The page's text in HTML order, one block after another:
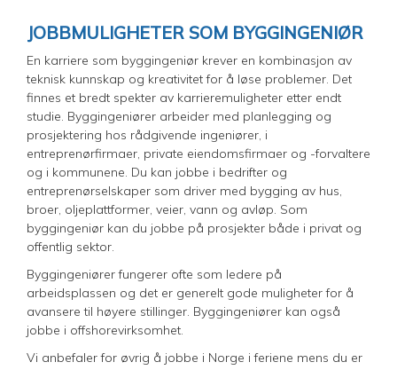
JOBBMULIGHETER SOM BYGGINGENIØR
En karriere som byggingeniør krever en kombinasjon av
teknisk kunnskap og kreativitet for å løse problemer. Det
finnes et bredt spekter av karrieremuligheter etter endt
studie. Byggingeniører arbeider med planlegging og
prosjektering hos rådgivende ingeniører, i
entreprenørfirmaer, private eiendomsfirmaer og -forvaltere
og i kommunene. Du kan jobbe i bedrifter og
entreprenørselskaper som driver med bygging av hus,
broer, oljeplattformer, veier, vann og avløp. Som
byggingeniør kan du jobbe på prosjekter både i privat og
offentlig sektor.
Byggingeniører fungerer ofte som ledere på
arbeidsplassen og det er generelt gode muligheter for å
avansere til høyere stillinger. Byggingeniører kan også
jobbe i offshorevirksomhet.
Vi anbefaler for øvrig å jobbe i Norge i feriene mens du er